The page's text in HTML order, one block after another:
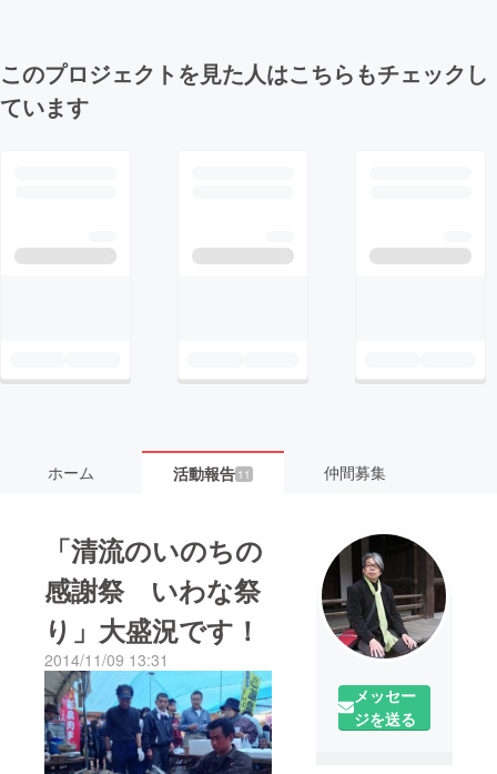
このプロジェクトを見た人はこちらもチェックし
ています
ホーム 活動報告 11 仲間募集
「清流のいのちの
感謝祭 いわな祭
り」大盛況です！
2014/11/09 13:31
メッセー
ジを送る